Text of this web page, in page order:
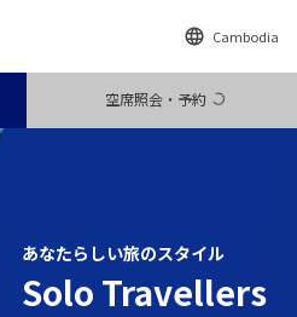
Cambodia
空席照会・予約
あなたらしい旅のスタイル
Solo Travellers